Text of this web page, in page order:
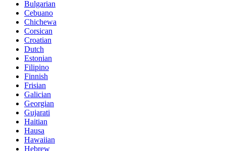
Bulgarian
Cebuano
Chichewa
Corsican
Croatian
Dutch
Estonian
Filipino
Finnish
Frisian
Galician
Georgian
Gujarati
Haitian
Hausa
Hawaiian
Hebrew